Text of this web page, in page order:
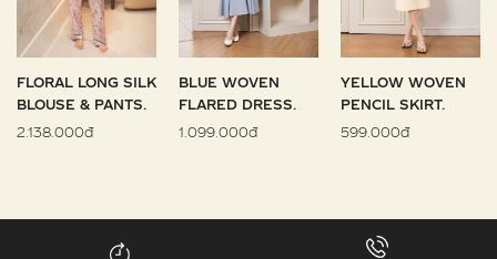
FLORAL LONG SILK
BLOUSE & PANTS.
2.138.000đ
BLUE WOVEN
FLARED DRESS.
1.099.000đ
YELLOW WOVEN
PENCIL SKIRT.
599.000đ